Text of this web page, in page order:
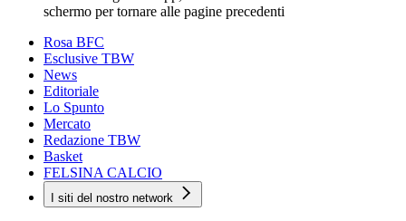
schermo per tornare alle pagine precedenti
Rosa BFC
Esclusive TBW
News
Editoriale
Lo Spunto
Mercato
Redazione TBW
Basket
FELSINA CALCIO
I siti del nostro network